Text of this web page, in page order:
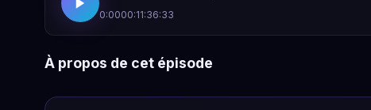
0:0000:11:36:33
À propos de cet épisode